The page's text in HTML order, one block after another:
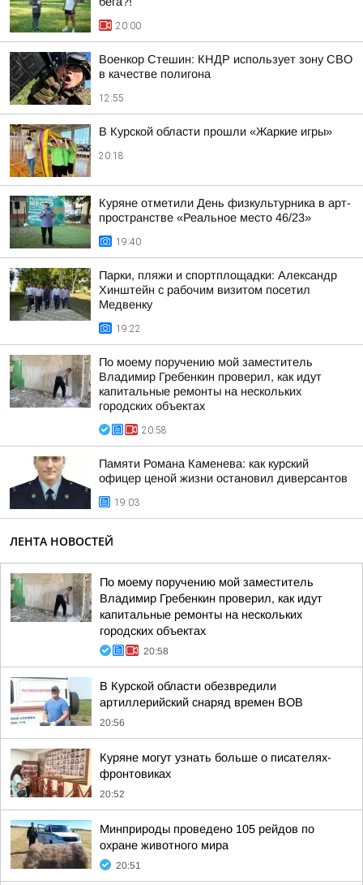
20:00
Военкор Стешин: КНДР использует зону СВО
в качестве полигона
12:55
В Курской области прошли «Жаркие игры»
20:18
Куряне отметили День физкультурника в арт-
пространстве «Реальное место 46/23»
19:40
Парки, пляжи и спортплощадки: Александр
Хинштейн с рабочим визитом посетил
Медвенку
19:22
По моему поручению мой заместитель
Владимир Гребенкин проверил, как идут
капитальные ремонты на нескольких
городских объектах
20:58
Памяти Романа Каменева: как курский
офицер ценой жизни остановил диверсантов
19:03
ЛЕНТА НОВОСТЕЙ
По моему поручению мой заместитель
Владимир Гребенкин проверил, как идут
капитальные ремонты на нескольких
городских объектах
20:58
В Курской области обезвредили
артиллерийский снаряд времен ВОВ
20:56
Куряне могут узнать больше о писателях-
фронтовиках
20:52
Минприроды проведено 105 рейдов по
охране животного мира
20:51